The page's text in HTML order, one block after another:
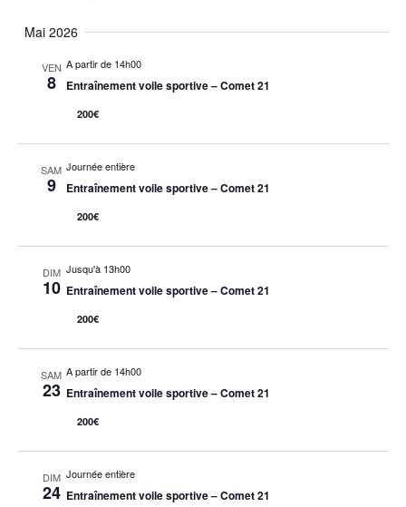
Mai 2026
VEN
8
A partir de 14h00
Entraînement voile sportive – Comet 21
200€
SAM
9
Journée entière
Entraînement voile sportive – Comet 21
200€
DIM
10
Jusqu'à 13h00
Entraînement voile sportive – Comet 21
200€
SAM
23
A partir de 14h00
Entraînement voile sportive – Comet 21
200€
DIM
24
Journée entière
Entraînement voile sportive – Comet 21